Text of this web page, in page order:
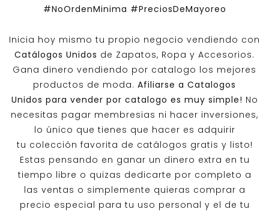
#NoOrdenMinima #PreciosDeMayoreo
Inicia hoy mismo tu propio negocio vendiendo con
Catálogos Unidos de Zapatos, Ropa y Accesorios.
Gana dinero vendiendo por catalogo los mejores
productos de moda. Afiliarse a Catalogos
Unidos para vender por catalogo es muy simple! No
necesitas pagar membresias ni hacer inversiones,
lo único que tienes que hacer es adquirir
tu colección favorita de catálogos gratis y listo!
Estas pensando en ganar un dinero extra en tu
tiempo libre o quizas dedicarte por completo a
las ventas o simplemente quieras comprar a
precio especial para tu uso personal y el de tu